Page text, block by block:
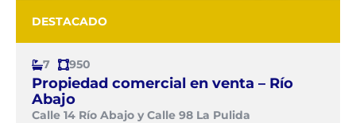
DESTACADO
7 950
Propiedad comercial en venta – Río
Abajo
Calle 14 Río Abajo y Calle 98 La Pulida